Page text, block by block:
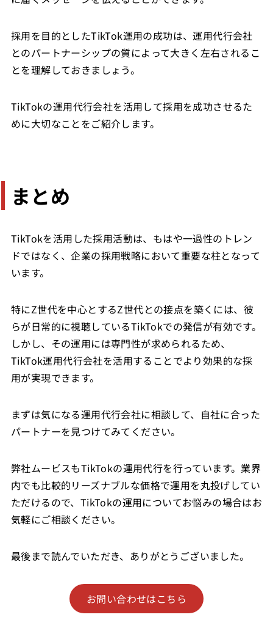
採用を目的としたTikTok運用の成功は、運用代行会社
とのパートナーシップの質によって大きく左右されるこ
とを理解しておきましょう。
TikTokの運用代行会社を活用して採用を成功させるた
めに大切なことをご紹介します。
まとめ
TikTokを活用した採用活動は、もはや一過性のトレン
ドではなく、企業の採用戦略において重要な柱となって
います。
特にZ世代を中心とするZ世代との接点を築くには、彼
らが日常的に視聴しているTikTokでの発信が有効です。
しかし、その運用には専門性が求められるため、
TikTok運用代行会社を活用することでより効果的な採
用が実現できます。
まずは気になる運用代行会社に相談して、自社に合った
パートナーを見つけてみてください。
弊社ムービスもTikTokの運用代行を行っています。業界
内でも比較的リーズナブルな価格で運用を丸投げしてい
ただけるので、TikTokの運用についてお悩みの場合はお
気軽にご相談ください。
最後まで読んでいただき、ありがとうございました。
お問い合わせはこちら